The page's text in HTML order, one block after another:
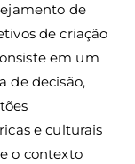
de
de criação
em um
de decisão,
e culturais
o contexto